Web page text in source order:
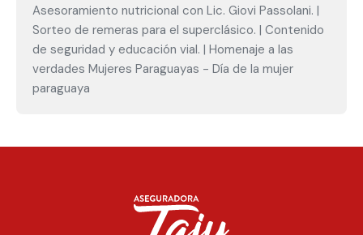
Asesoramiento nutricional con Lic. Giovi Passolani. |
Sorteo de remeras para el superclásico. | Contenido
de seguridad y educación vial. | Homenaje a las
verdades Mujeres Paraguayas - Día de la mujer
paraguaya